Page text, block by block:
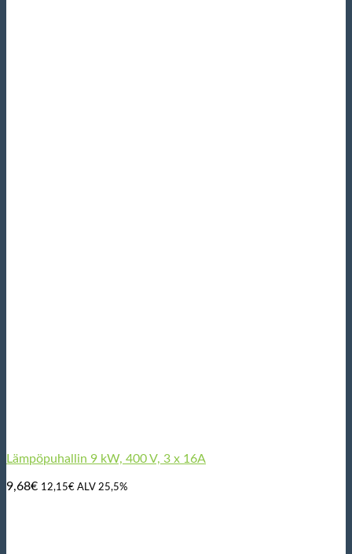
Lämpöpuhallin 9 kW, 400 V, 3 x 16A
9,68€ 12,15€ ALV 25,5%